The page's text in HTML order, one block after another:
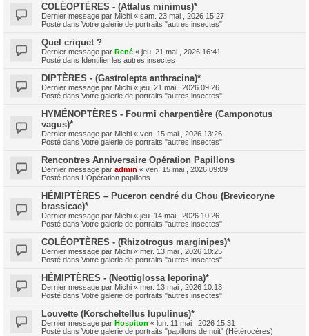
COLÉOPTÈRES - (Attalus minimus)*
Dernier message par Michi « sam. 23 mai , 2026 15:27
Posté dans Votre galerie de portraits "autres insectes"
Quel criquet ?
Dernier message par René « jeu. 21 mai , 2026 16:41
Posté dans Identifier les autres insectes
DIPTÈRES - (Gastrolepta anthracina)*
Dernier message par Michi « jeu. 21 mai , 2026 09:26
Posté dans Votre galerie de portraits "autres insectes"
HYMÉNOPTÈRES - Fourmi charpentière (Camponotus
vagus)*
Dernier message par Michi « ven. 15 mai , 2026 13:26
Posté dans Votre galerie de portraits "autres insectes"
Rencontres Anniversaire Opération Papillons
Dernier message par admin « ven. 15 mai , 2026 09:09
Posté dans L’Opération papillons
HÉMIPTÈRES – Puceron cendré du Chou (Brevicoryne
brassicae)*
Dernier message par Michi « jeu. 14 mai , 2026 10:26
Posté dans Votre galerie de portraits "autres insectes"
COLÉOPTÈRES - (Rhizotrogus marginipes)*
Dernier message par Michi « mer. 13 mai , 2026 10:25
Posté dans Votre galerie de portraits "autres insectes"
HÉMIPTÈRES - (Neottiglossa leporina)*
Dernier message par Michi « mer. 13 mai , 2026 10:13
Posté dans Votre galerie de portraits "autres insectes"
Louvette (Korscheltellus lupulinus)*
Dernier message par Hospiton « lun. 11 mai , 2026 15:31
Posté dans Votre galerie de portraits "papillons de nuit" (Hétérocères)